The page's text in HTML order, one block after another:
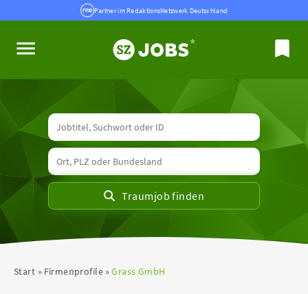
Partner im RedaktionsNetzwerk Deutschland
Start Firmenprofile Grass GmbH